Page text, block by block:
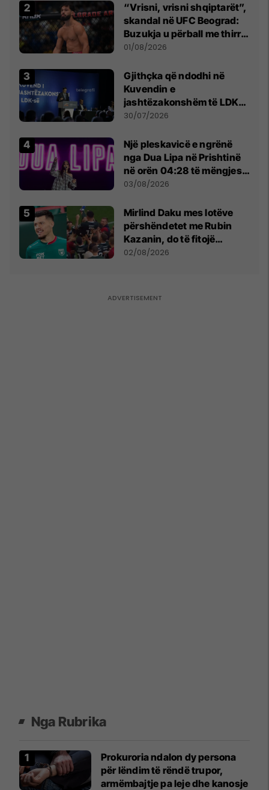
“Vrisni, vrisni shqiptarët”,
skandal në UFC Beograd:
Buzukja u përball me thirrje
anti-shqiptare nga
01/08/2026
Gjithçka që ndodhi në
Kuvendin e
jashtëzakonshëm të LDK-
së
30/07/2026
Një pleskavicë e ngrënë
nga Dua Lipa në Prishtinë
në orën 04:28 të mëngjesit
- dhe bota digjitale serbe
03/08/2026
Mirlind Daku mes lotëve
përshëndetet me Rubin
Kazanin, do të fitojë
miliona te Spartak Moska
02/08/2026
Nga Rubrika
Prokuroria ndalon dy persona
për lëndim të rëndë trupor,
armëmbajtje pa leje dhe kanosje